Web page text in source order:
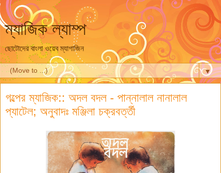
ম্যাজিক ল্যাম্প
ছোটোদের বাংলা ওয়েব ম্যাগাজিন
▼
গল্পের ম্যাজিক:: অদল বদল - পান্নালাল নানালাল
প্যাটেল; অনুবাদঃ মঞ্জিলা চক্রবর্ত্তী